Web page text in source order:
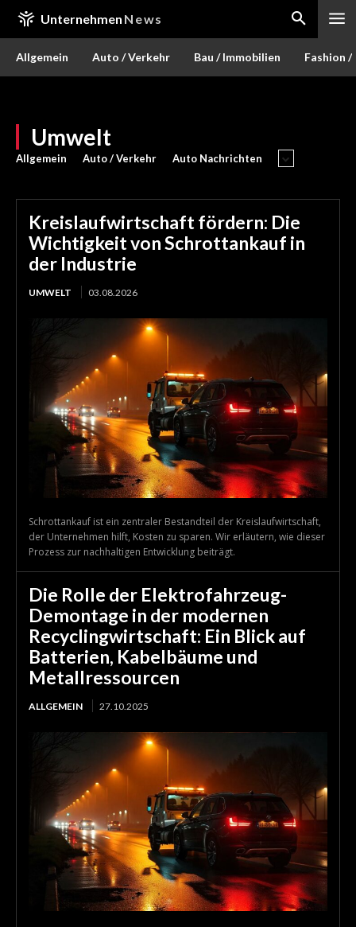
Unternehmen News
Allgemein Auto / Verkehr Bau / Immobilien Fashion /
Umwelt
Allgemein Auto / Verkehr Auto Nachrichten
Kreislaufwirtschaft fördern: Die
Wichtigkeit von Schrottankauf in
der Industrie
UMWELT 03.08.2026
Schrottankauf ist ein zentraler Bestandteil der Kreislaufwirtschaft,
der Unternehmen hilft, Kosten zu sparen. Wir erläutern, wie dieser
Prozess zur nachhaltigen Entwicklung beiträgt.
Die Rolle der Elektrofahrzeug-
Demontage in der modernen
Recyclingwirtschaft: Ein Blick auf
Batterien, Kabelbäume und
Metallressourcen
ALLGEMEIN 27.10.2025